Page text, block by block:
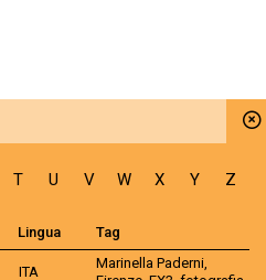
T U V W X Y Z
Lingua Tag
ITA
Marinella Paderni,